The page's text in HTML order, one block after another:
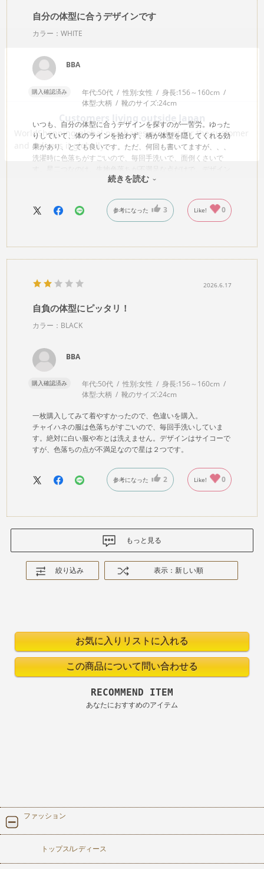
自分の体型に合うデザインです
カラー：WHITE
BBA
購入確認済み 年代:50代 性別:女性 身長:156～160cm
体型:大柄 靴のサイズ:24cm
いつも、自分の体型に合うデザインを探すのが一苦労。ゆった
りしていて、体のラインを拾わず、柄が体型を隠してくれる効
果があり、とても良いです。ただ、何回も書いてますが、、、
洗濯時に色落ちがすごいので、毎回手洗いで、面倒くさいで
性、生地、着た時の肌触り感はサイコーです
続きを読む
参考になった 3 Like! 0
2026.6.17
自負の体型にピッタリ！
カラー：BLACK
BBA
購入確認済み 年代:50代 性別:女性 身長:156～160cm
体型:大柄 靴のサイズ:24cm
一枚購入してみて着やすかったので、色違いを購入。
チャイハネの服は色落ちがすごいので、毎回手洗いしていま
す。絶対に白い服や布とは洗えません。デザインはサイコーで
すが、色落ちの点が不満足なので星は２つです。
参考になった 2 Like! 0
もっと見る
絞り込み 表示：新しい順
RECOMMEND ITEM
あなたにおすすめのアイテム
ファッション
トップス/レディース